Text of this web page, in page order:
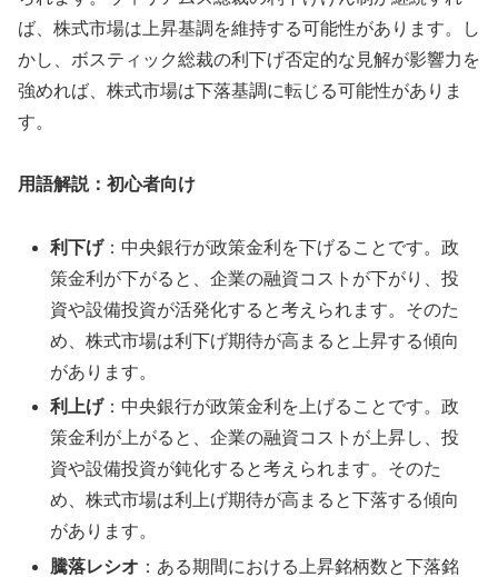
ば、株式市場は上昇基調を維持する可能性があります。し
かし、ボスティック総裁の利下げ否定的な見解が影響力を
強めれば、株式市場は下落基調に転じる可能性がありま
す。
用語解説：初心者向け
利下げ：中央銀行が政策金利を下げることです。政
策金利が下がると、企業の融資コストが下がり、投
資や設備投資が活発化すると考えられます。そのた
め、株式市場は利下げ期待が高まると上昇する傾向
があります。
利上げ ：中央銀行が政策金利を上げることです。政
策金利が上がると、企業の融資コストが上昇し、投
資や設備投資が鈍化すると考えられます。そのた
め、株式市場は利上げ期待が高まると下落する傾向
があります。
騰落レシオ ：ある期間における上昇銘柄数と下落銘